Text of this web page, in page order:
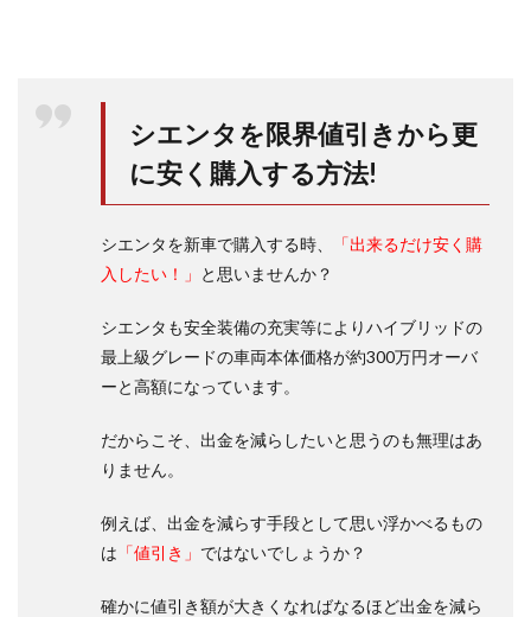
シエンタを限界値引きから更
に安く購入する方法!
シエンタを新車で購入する時、
「出来るだけ安く購
入したい！」 と思いませんか？
シエンタも安全装備の充実等によりハイブリッドの
最上級グレードの車両本体価格が約300万円オーバ
ーと高額になっています。
だからこそ、出金を減らしたいと思うのも無理はあ
りません。
例えば、出金を減らす手段として思い浮かべるもの
は 「値引き」 ではないでしょうか？
確かに値引き額が大きくなればなるほど出金を減ら